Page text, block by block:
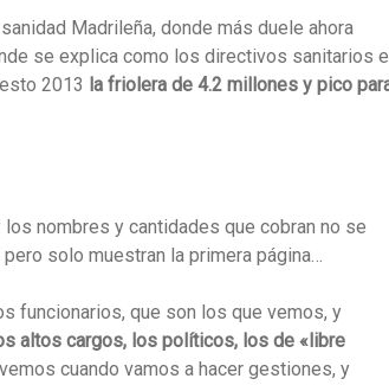
Madrileña, donde más duele ahora
se explica como los directivos sanitarios
2013 la friolera de 4.2 millones y pico
nombres y cantidades que cobran no se
solo muestran la primera página…
funcionarios, que son los que vemos, y
altos cargos, los políticos, los de «libre
cuando vamos a hacer gestiones, y